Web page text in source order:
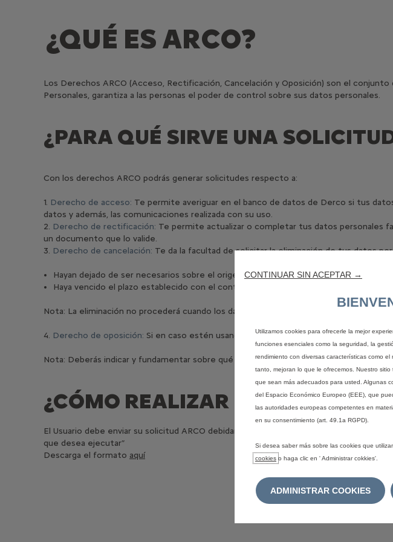
¿QUÉ ES ARCO?
Los Derechos ARCO (Acceso, Rectificación, Cancelación y Oposición) son el
Personales, garantiza a las personas el poder de control sobre sus datos personales.
¿PARA QUÉ SIRVE UNA
Con los derechos ARCO podrás generar solicitudes respecto a:
1. Derecho de acceso: Te permite averiguar en el banco de datos de Derco si tus
datos y además, las comunicaciones realizada con su uso.
2. Derecho de rectificación: Te permite actualizar o completar tus datos personales
un documento que lo valide.
3. Derecho de cancelación: Te da la facultad de solicitar la eliminación de tus datos
Hayan dejado de ser necesarios sobre el origen de la recopilación.
Haya vencido el plazo establecido con el contrato.
Nota: La eliminación no procederá cuando los datos personales deban ser
4. Derecho de oposición: Si en caso estén usando tus datos personales para otros
Nota: Deberás indicar y fundamentar sobre qué dato personal deseas restringir su uso.
¿CÓMO REALIZAR UNA
El Usuario debe enviar su solicitud ARCO debidamente completada a través del
que desea ejecutar”
Descarga el formato aquí
CONTINUAR SIN ACEPTAR →
Utilizamos cookies para ofrecerle la mejor
funciones esenciales como la seguridad, la
rendimiento con diversas características como
tanto, mejoran lo que le ofrecemos. Nuestro
que sean más adecuados para usted. Algunas
del Espacio Económico Europeo (EEE), que
las autoridades europeas competentes en
en su consentimiento (art. 49.1a RGPD).
Si desea saber más sobre las cookies que
cookies o haga clic en ' Administrar cokkies'.
ADMINISTRAR COOKIES